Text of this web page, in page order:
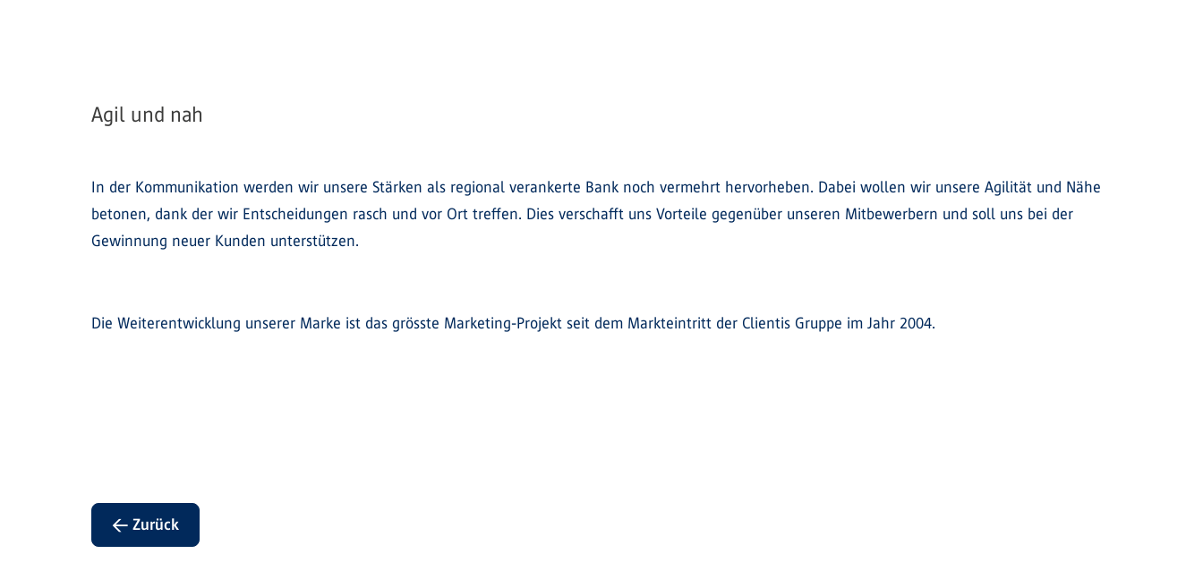
Agil und nah
In der Kommunikation werden wir unsere Stärken als regional verankerte Bank noch vermehrt hervorheben. Dabei wollen wir unsere Agilität und Nähe
betonen, dank der wir Entscheidungen rasch und vor Ort treffen. Dies verschafft uns Vorteile gegenüber unseren Mitbewerbern und soll uns bei der
Gewinnung neuer Kunden unterstützen.
Die Weiterentwicklung unserer Marke ist das grösste Marketing-Projekt seit dem Markteintritt der Clientis Gruppe im Jahr 2004.
← Zurück